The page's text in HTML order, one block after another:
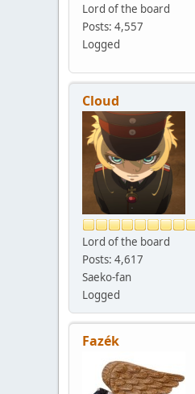
Lord of the board
Posts: 4,557
Logged
Cloud
Lord of the board
Posts: 4,617
Saeko-fan
Logged
Fazék